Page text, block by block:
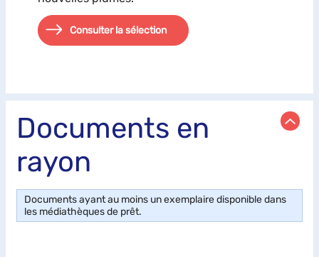
Consulter la sélection
Documents en
rayon
Documents ayant au moins un exemplaire disponible dans
les médiathèques de prêt.